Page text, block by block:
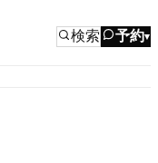
検索 予約▾